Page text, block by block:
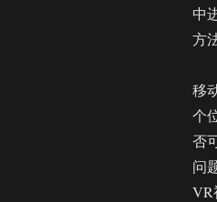
中
方
移
个
否
问
VR